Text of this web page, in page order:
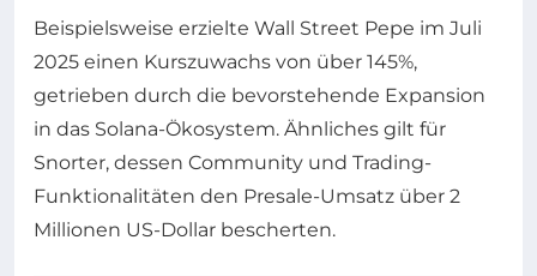
Beispielsweise erzielte Wall Street Pepe im Juli
2025 einen Kurszuwachs von über 145%,
getrieben durch die bevorstehende Expansion
in das Solana-Ökosystem. Ähnliches gilt für
Snorter, dessen Community und Trading-
Funktionalitäten den Presale-Umsatz über 2
Millionen US-Dollar bescherten.